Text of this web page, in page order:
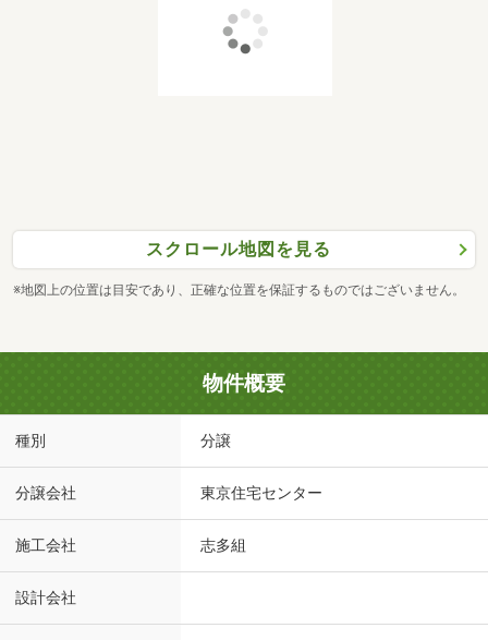
スクロール地図を見る
※地図上の位置は目安であり、正確な位置を保証するものではございません。
物件概要
種別 分譲
分譲会社 東京住宅センター
施工会社 志多組
設計会社